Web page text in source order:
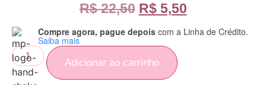
R$22,50 R$5,50
Compre agora, pague depois com a Linha de Crédito.
Saiba mais
Adicionar ao carrinho